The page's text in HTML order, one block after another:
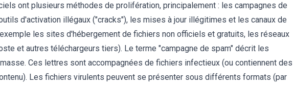
ont plusieurs méthodes de prolifération, principalement : les campagnes de
d'activation illégaux ("cracks"), les mises à jour illégitimes et les canaux de
les sites d'hébergement de fichiers non officiels et gratuits, les réseaux
et autres téléchargeurs tiers). Le terme "campagne de spam" décrit les
Ces lettres sont accompagnées de fichiers infectieux (ou contiennent des
Les fichiers virulents peuvent se présenter sous différents formats (par